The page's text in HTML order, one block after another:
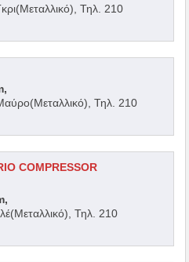
Τηλ. 210
Τηλ. 210
COMPRESSOR
Τηλ. 210